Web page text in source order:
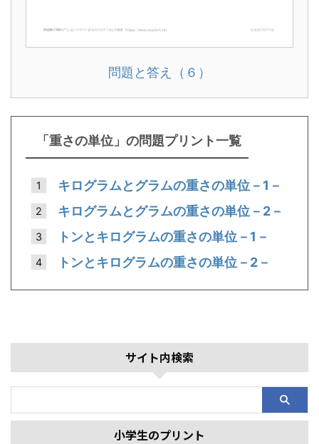
問題と答え（６）
「重さの単位」の問題プリント一覧
キログラムとグラムの重さの単位－1－
キログラムとグラムの重さの単位－2－
トンとキログラムの重さの単位－1－
トンとキログラムの重さの単位－2－
サイト内検索
小学生のプリント